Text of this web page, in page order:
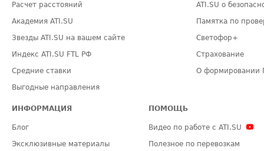
Расчет расстояний
Академия ATI.SU
Звезды ATI.SU на вашем сайте
Индекс ATI.SU FTL РФ
Средние ставки
Выгодные направления
ATI.SU о
Памятка по
Светофор+
Страхование
О формировании
ИНФОРМАЦИЯ
Блог
Эксклюзивные материалы
ПОМОЩЬ
Видео по работе с ATI.SU
Полезное по перевозкам